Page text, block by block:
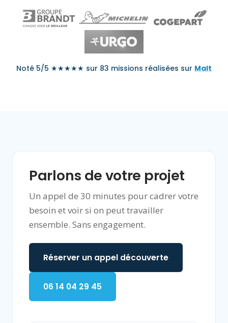
Noté 5/5 ★★★★★ sur 83 missions réalisées sur Malt
Parlons de votre projet
Un appel de 30 minutes pour cadrer votre
besoin et voir si on peut travailler
ensemble. Sans engagement.
Réserver un appel découverte
06 14 04 29 45